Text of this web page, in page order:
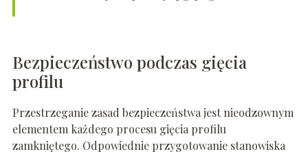
Bezpieczeństwo podczas gięcia
profilu
Przestrzeganie zasad bezpieczeństwa jest nieodzownym
elementem każdego procesu gięcia profilu
zamkniętego. Odpowiednie przygotowanie stanowiska